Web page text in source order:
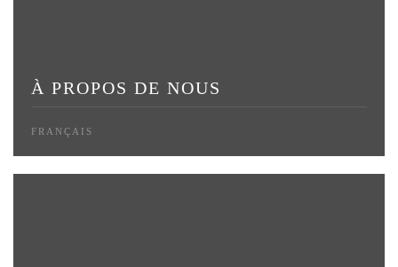
À PROPOS DE NOUS
FRANÇAIS